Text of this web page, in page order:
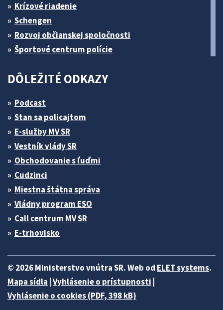
Krízové riadenie
Schengen
Rozvoj občianskej spoločnosti
Športové centrum polície
DÔLEŽITÉ ODKAZY
Podcast
Stan sa policajtom
E-služby MV SR
Vestník vlády SR
Obchodovanie s ľuďmi
Cudzinci
Miestna štátna správa
Vládny program ESO
Call centrum MV SR
E-trhovisko
© 2026 Ministerstvo vnútra SR. Web od ELET systems.
Mapa sídla Vyhlásenie o prístupnosti
Vyhlásenie o cookies (PDF, 398 kB)